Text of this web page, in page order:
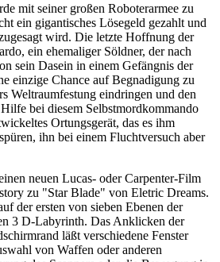
mit seiner großen Roboterarmee zu
ein gigantisches Lösegeld gezahlt und
wird. Die letzte Hoffnung der
ein ehemaliger Söldner, der nach
sein Dasein in einem Gefängnis der
einzige Chance auf Begnadigung zu
Weltraumfestung eindringen und den
bei diesem Selbstmordkommando
Ortungsgerät, das es ihm
ihn bei einem Fluchtversuch aber
neuen Lucas- oder Carpenter-Film
zu "Star Blade" von Eletric Dreams.
der ersten von sieben Ebenen der
3 D-Labyrinth. Das Anklicken der
läßt verschiedene Fenster
von Waffen oder anderen